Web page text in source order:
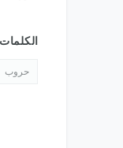
حروب